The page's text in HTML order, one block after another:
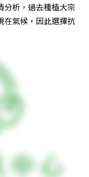
分析，過去種植大宗
在氣候，因此選擇抗